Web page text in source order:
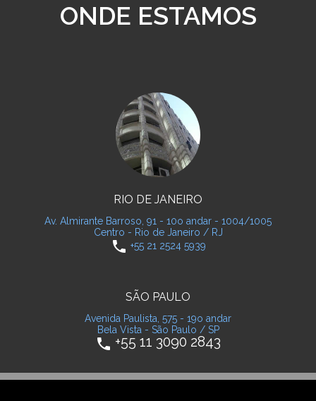
ONDE ESTAMOS
RIO DE JANEIRO
Av. Almirante Barroso, 91 - 10o andar - 1004/1005
Centro - Rio de Janeiro / RJ
phone +55 21 2524 5939
SÃO PAULO
Avenida Paulista, 575 - 19o andar
Bela Vista - São Paulo / SP
phone +55 11 3090 2843